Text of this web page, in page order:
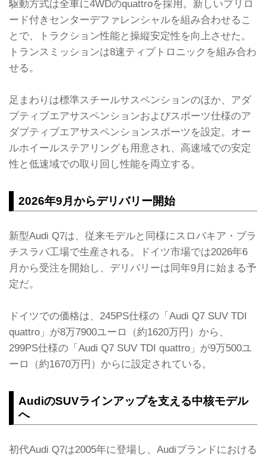
駆動方式は全車に4WDのquattroを採用。新しいプリロ
ード付きセンターデファレンシャルを組み合わせるこ
とで、トラクション性能と操縦安定性を向上させた。
トランスミッションは8速ティプトロニックを組み合わ
せる。
足まわりは標準スチールサスペンションのほか、アダ
プティブエアサスペンションおよびスポーツ仕様のア
ダプティブエアサスペンションスポーツを設定。オー
ルホイールステアリングも用意され、高速域での安定
性と低速域での取り回し性能を両立する。
2026年9月からデリバリー開始
新型Audi Q7は、従来モデルと同様にスロバキア・ブラ
チスラバ工場で生産される。ドイツ市場では2026年6
月から受注を開始し、デリバリーは同年9月に始まる予
定だ。
ドイツでの価格は、245PS仕様の「Audi Q7 SUV TDI
quattro」が8万7900ユーロ（約1620万円）から、
299PS仕様の「Audi Q7 SUV TDI quattro」が9万500ユ
ーロ（約1670万円）からに設定されている。
AudiのSUVラインアップを支える中核モデル
へ
初代Audi Q7は2005年に登場し、Audiブランドにおける